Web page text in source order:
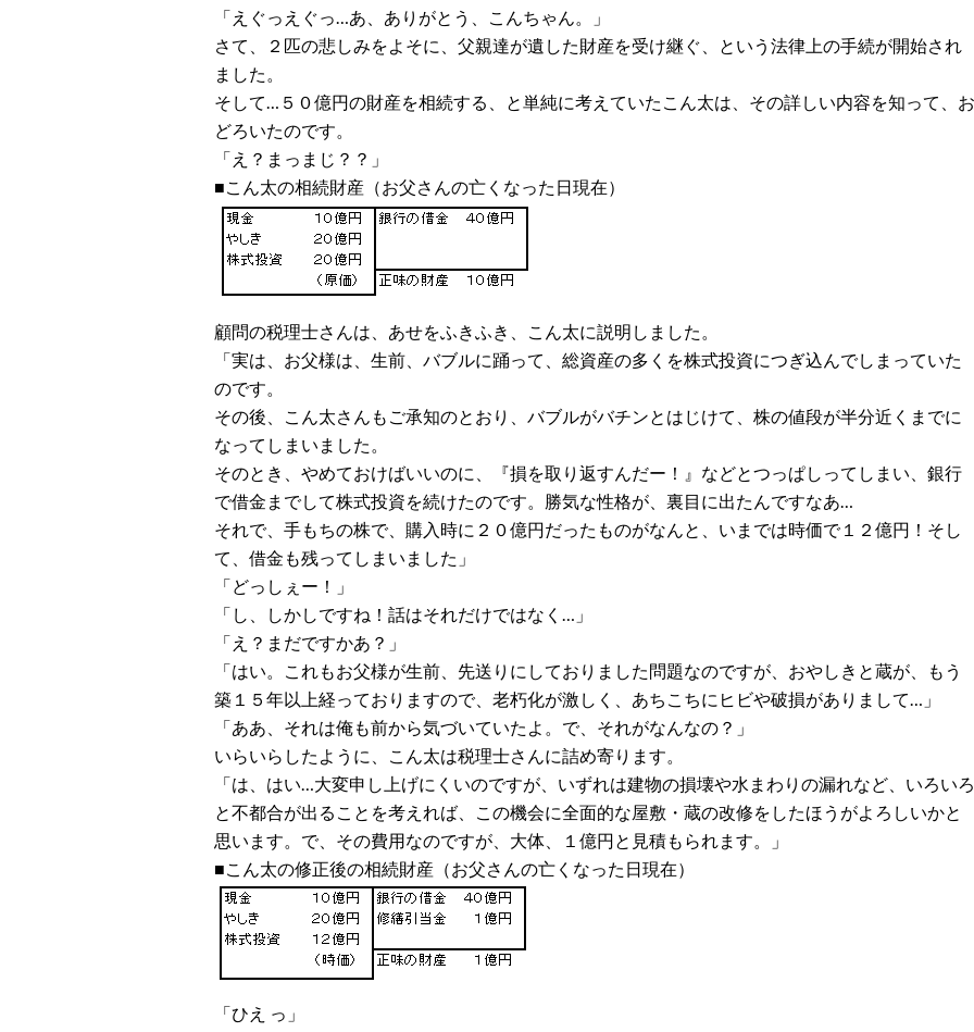
「えぐっえぐっ…あ、ありがとう、こんちゃん。」
さて、２匹の悲しみをよそに、父親達が遺した財産を受け継ぐ、という法律上の手続が開始され
ました。
そして…５０億円の財産を相続する、と単純に考えていたこん太は、その詳しい内容を知って、お
どろいたのです。
「え？まっまじ？？」
■こん太の相続財産（お父さんの亡くなった日現在）
顧問の税理士さんは、あせをふきふき、こん太に説明しました。
「実は、お父様は、生前、バブルに踊って、総資産の多くを株式投資につぎ込んでしまっていた
のです。
その後、こん太さんもご承知のとおり、バブルがバチンとはじけて、株の値段が半分近くまでに
なってしまいました。
そのとき、やめておけばいいのに、『損を取り返すんだー！』などとつっぱしってしまい、銀行
で借金までして株式投資を続けたのです。勝気な性格が、裏目に出たんですなあ…
それで、手もちの株で、購入時に２０億円だったものがなんと、いまでは時価で１２億円！そし
て、借金も残ってしまいました」
「どっしぇー！」
「し、しかしですね！話はそれだけではなく…」
「え？まだですかあ？」
「はい。これもお父様が生前、先送りにしておりました問題なのですが、おやしきと蔵が、もう
築１５年以上経っておりますので、老朽化が激しく、あちこちにヒビや破損がありまして…」
「ああ、それは俺も前から気づいていたよ。で、それがなんなの？」
いらいらしたように、こん太は税理士さんに詰め寄ります。
「は、はい…大変申し上げにくいのですが、いずれは建物の損壊や水まわりの漏れなど、いろいろ
と不都合が出ることを考えれば、この機会に全面的な屋敷・蔵の改修をしたほうがよろしいかと
思います。で、その費用なのですが、大体、１億円と見積もられます。」
■こん太の修正後の相続財産（お父さんの亡くなった日現在）
「ひえ っ」